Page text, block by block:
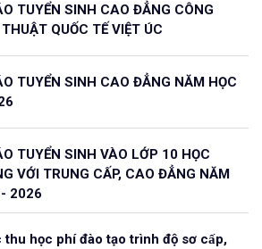
TUYỂN SINH CAO ĐẲNG CÔNG
QUỐC TẾ VIỆT ÚC
TUYỂN SINH CAO ĐẲNG NĂM HỌC
TUYỂN SINH VÀO LỚP 10 HỌC
VỚI TRUNG CẤP, CAO ĐẲNG NĂM
2026
thu học phí đào tạo trình độ sơ cấp,